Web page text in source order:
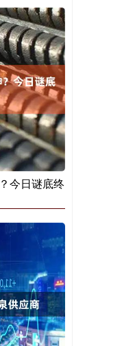
今日谜底终